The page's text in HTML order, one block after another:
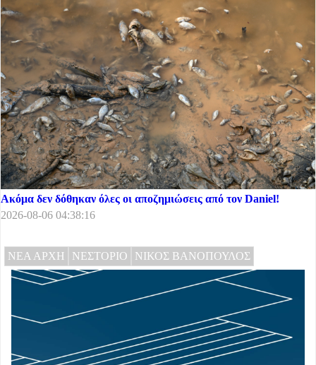
Ακόμα δεν δόθηκαν όλες οι αποζημιώσεις από τον Daniel!
2026-08-06 04:38:16
ΝΕΑ ΑΡΧΗ ΝΕΣΤΟΡΙΟ ΝΙΚΟΣ ΒΑΝΟΠΟΥΛΟΣ